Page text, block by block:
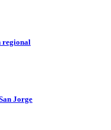
regional
Jorge